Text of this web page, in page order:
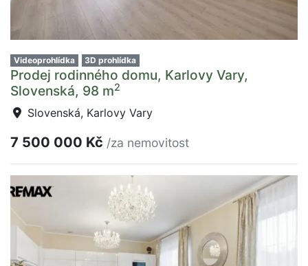
Videoprohlídka 3D prohlídka
Prodej rodinného domu, Karlovy Vary,
Slovenská, 98 m2
Slovenská, Karlovy Vary
7 500 000 Kč /za nemovitost